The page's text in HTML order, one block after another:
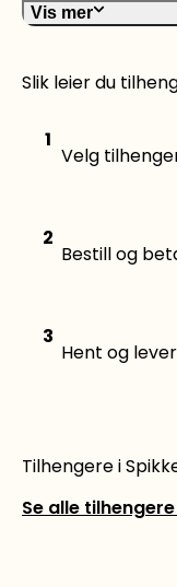
Vis mer
Slik leier du
1
Velg
2
Bestill og
3
Hent og
Tilhengere i
Se alle tilhengere